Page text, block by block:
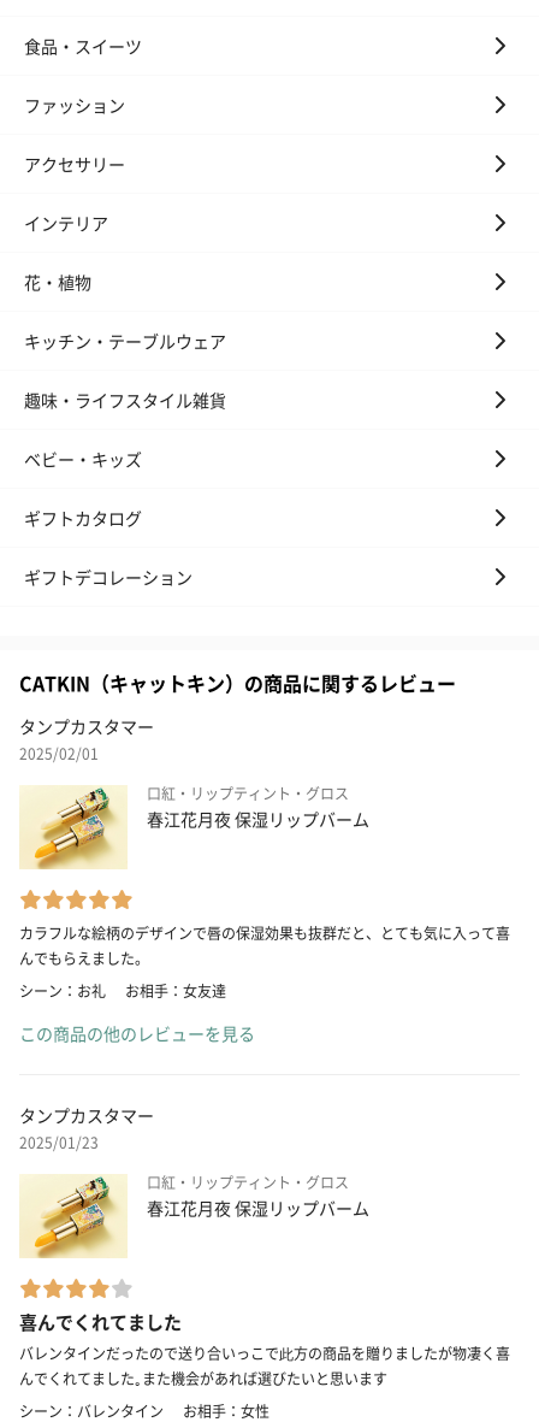
食品・スイーツ
ファッション
アクセサリー
インテリア
花・植物
キッチン・テーブルウェア
趣味・ライフスタイル雑貨
ベビー・キッズ
ギフトカタログ
ギフトデコレーション
CATKIN（キャットキン）の商品に関するレビュー
タンプカスタマー
2025/02/01
口紅・リップティント・グロス
春江花月夜 保湿リップバーム
カラフルな絵柄のデザインで唇の保湿効果も抜群だと、とても気に入って喜
んでもらえました。
シーン：お礼
お相手：女友達
この商品の他のレビューを見る
タンプカスタマー
2025/01/23
口紅・リップティント・グロス
春江花月夜 保湿リップバーム
喜んでくれてました
バレンタインだったので送り合いっこで此方の商品を贈りましたが物凄く喜
んでくれてました｡また機会があれば選びたいと思います
シーン：バレンタイン
お相手：女性